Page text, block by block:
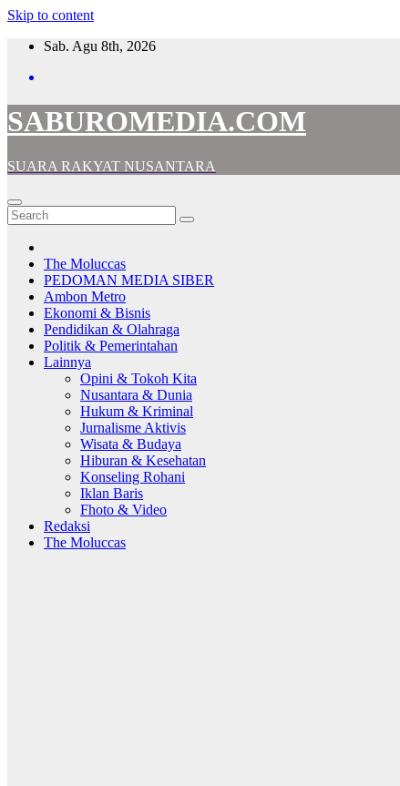
Skip to content
Sab. Agu 8th, 2026
SABUROMEDIA.COM
SUARA RAKYAT NUSANTARA
The Moluccas
PEDOMAN MEDIA SIBER
Ambon Metro
Ekonomi & Bisnis
Pendidikan & Olahraga
Politik & Pemerintahan
Lainnya
Opini & Tokoh Kita
Nusantara & Dunia
Hukum & Kriminal
Jurnalisme Aktivis
Wisata & Budaya
Hiburan & Kesehatan
Konseling Rohani
Iklan Baris
Fhoto & Video
Redaksi
The Moluccas